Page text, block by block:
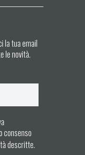
la tua email
le novità.
consenso
descritte.